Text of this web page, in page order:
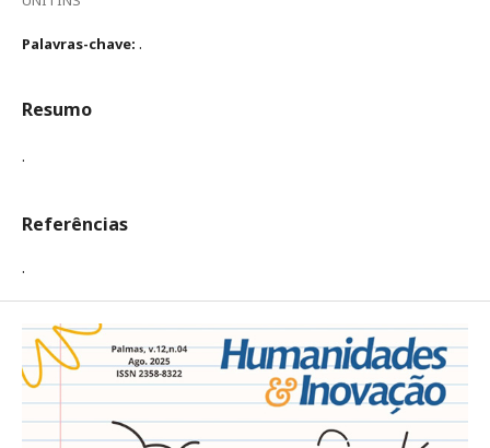
Palavras-chave: .
Resumo
.
Referências
.